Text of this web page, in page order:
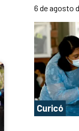
6 de agosto
Curicó